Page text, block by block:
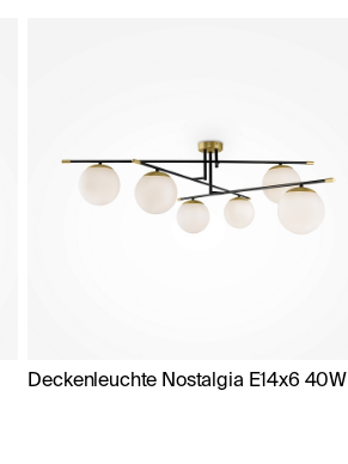
Deckenleuchte Nostalgia E14x6 40W